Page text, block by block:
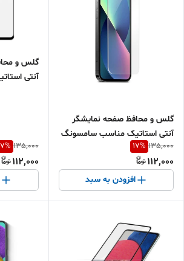
گلس و محافظ صفحه نمایشگر
آنتی استاتیک مناسب سامسونگ
A81
135,000
17%
112,000
افزودن به سبد
گلس و
آنتی
135,000
%
112,000